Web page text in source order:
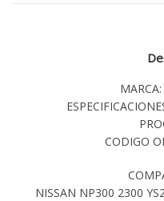
CODIGO
NISSAN NP300 2300